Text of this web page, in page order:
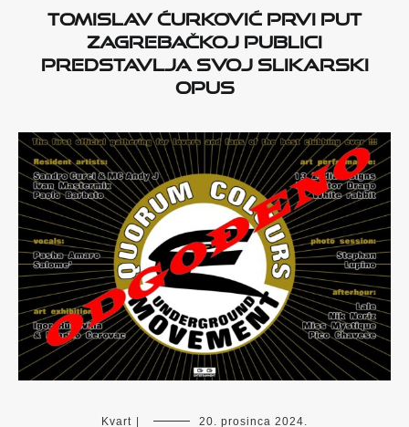
Tomislav Ćurković prvi put
zagrebačkoj publici
predstavlja svoj slikarski
opus
Kvart | 20. prosinca 2024.